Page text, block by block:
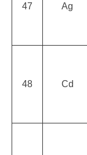
47 Ag
48 Cd